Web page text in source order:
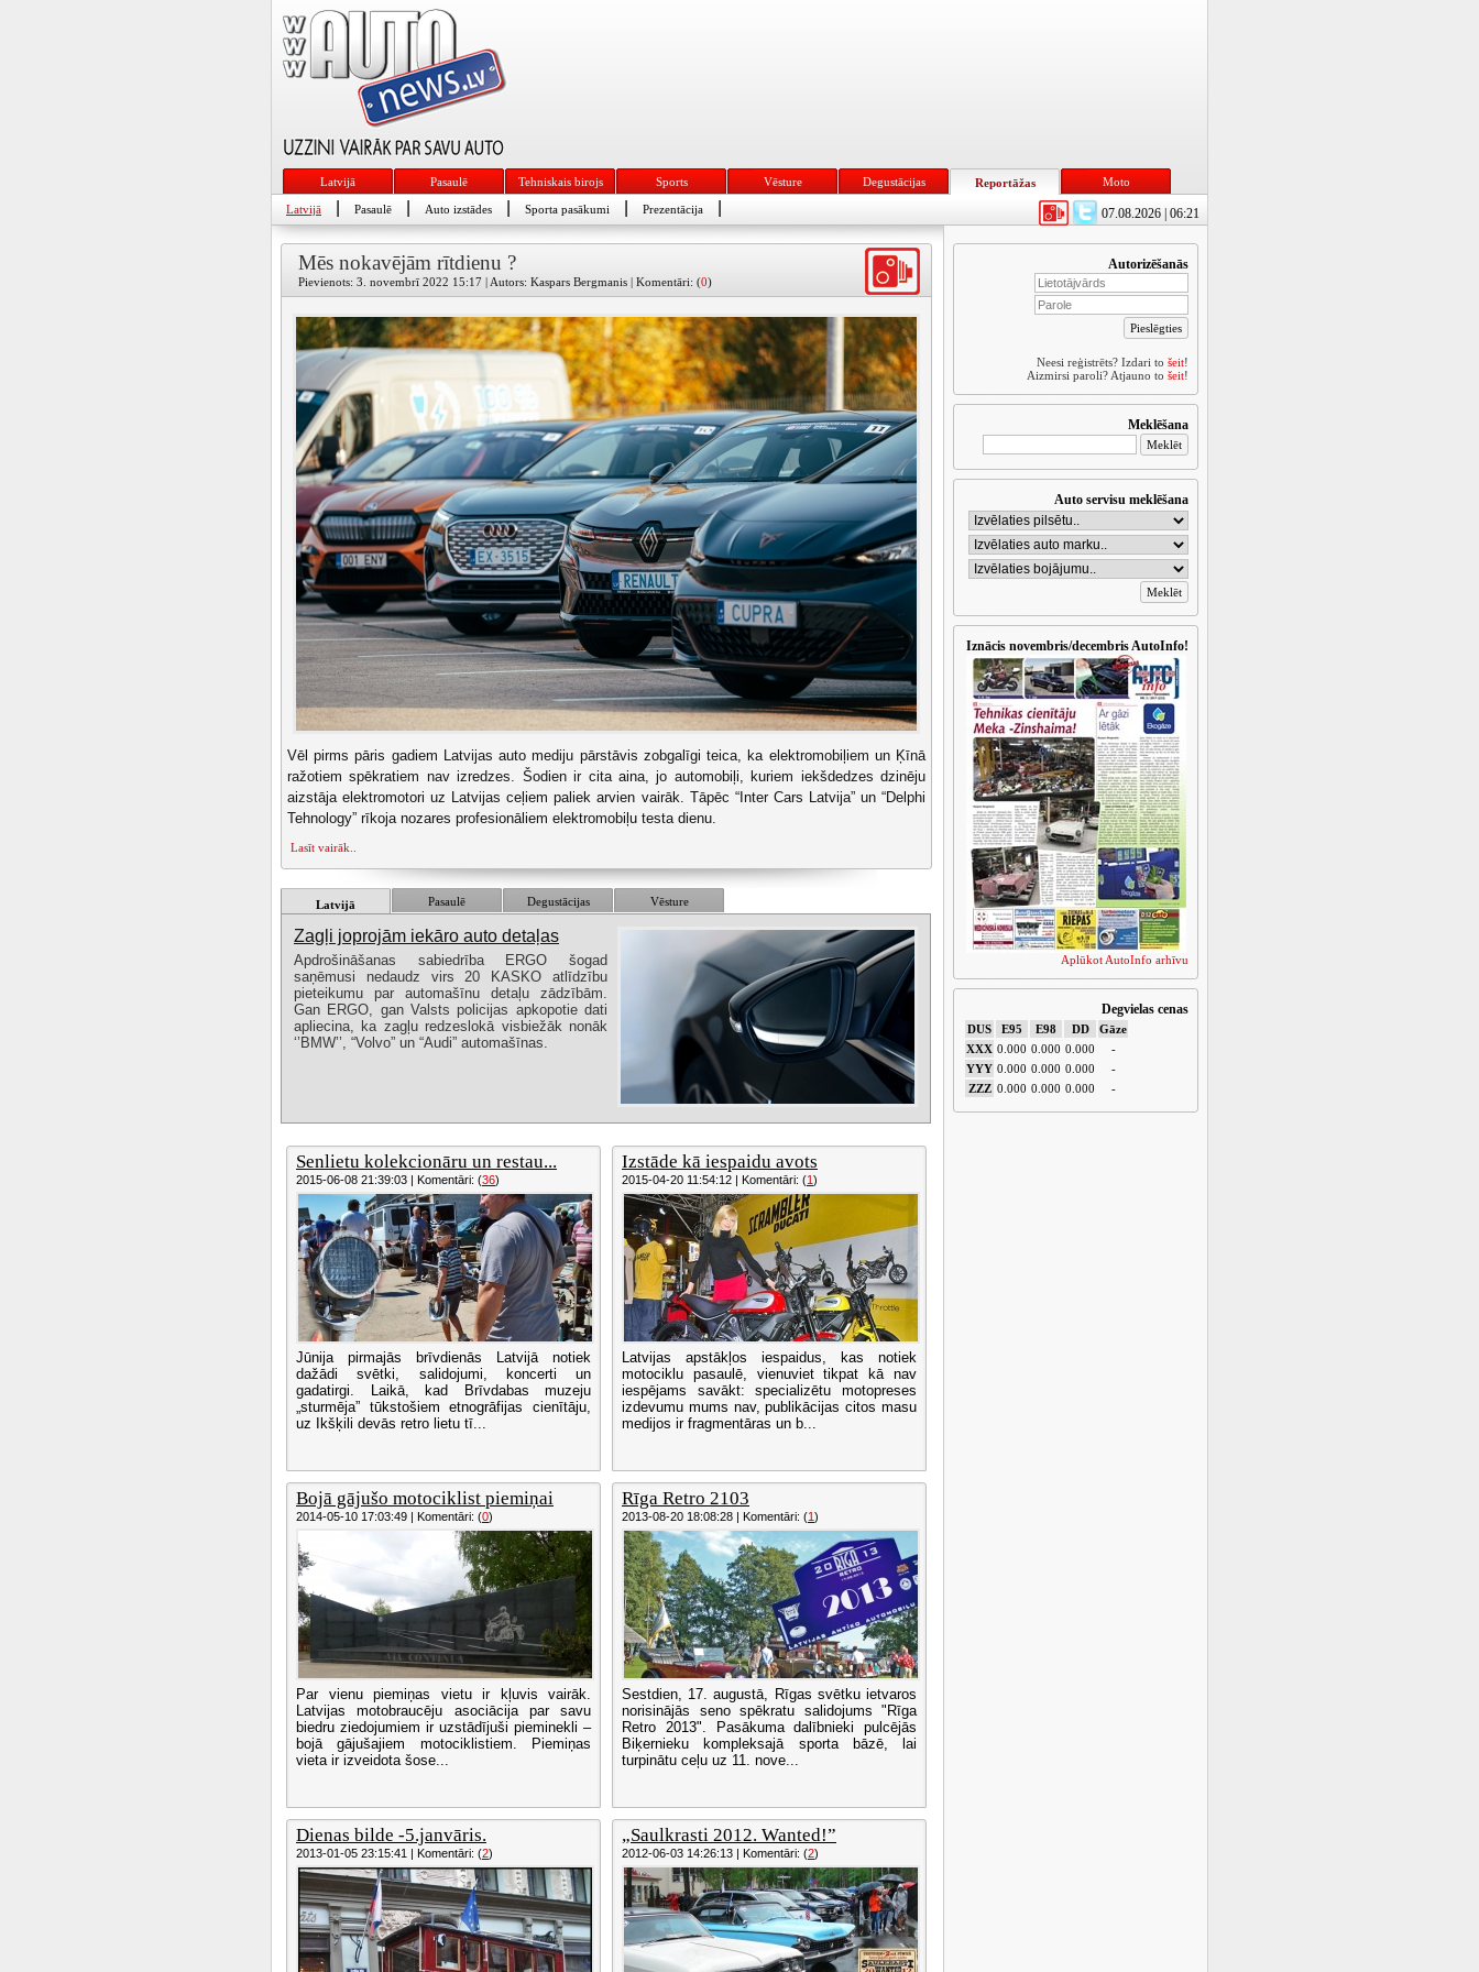
Latvijā Pasaulē Tehniskais birojs Sports Vēsture Degustācijas Reportāžas Moto
07.08.2026 | 06:21
Latvijā Pasaulē Auto izstādes Sporta pasākumi Prezentācija
Mēs nokavējām rītdienu ?
Pievienots: 3. novembrī 2022 15:17 | Autors: Kaspars Bergmanis | Komentāri: (0)
Vēl pirms pāris gadiem Latvijas auto mediju pārstāvis zobgalīgi teica, ka elektromobiļiem un Ķīnā
ražotiem spēkratiem nav izredzes. Šodien ir cita aina, jo automobiļi, kuriem iekšdedzes dzinēju
aizstāja elektromotori uz Latvijas ceļiem paliek arvien vairāk. Tāpēc “Inter Cars Latvija” un “Delphi
Tehnology” rīkoja nozares profesionāliem elektromobiļu testa dienu.
Lasīt vairāk..
Latvijā Pasaulē Degustācijas Vēsture
Zagļi joprojām iekāro auto detaļas
Apdrošināšanas sabiedrība ERGO šogad
saņēmusi nedaudz virs 20 KASKO atlīdzību
pieteikumu par automašīnu detaļu zādzībām.
Gan ERGO, gan Valsts policijas apkopotie dati
apliecina, ka zagļu redzeslokā visbiežāk nonāk
‘’BMW’’, “Volvo” un “Audi” automašīnas.
Senlietu kolekcionāru un restau...
2015-06-08 21:39:03 | Komentāri: (36)
Jūnija pirmajās brīvdienās Latvijā notiek
dažādi svētki, salidojumi, koncerti un
gadatirgi. Laikā, kad Brīvdabas muzeju
„sturmēja” tūkstošiem etnogrāfijas cienītāju,
uz Ikšķili devās retro lietu tī...
Izstāde kā iespaidu avots
2015-04-20 11:54:12 | Komentāri: (1)
Latvijas apstākļos iespaidus, kas notiek
motociklu pasaulē, vienuviet tikpat kā nav
iespējams savākt: specializētu motopreses
izdevumu mums nav, publikācijas citos masu
medijos ir fragmentāras un b...
Bojā gājušo motociklist piemiņai
2014-05-10 17:03:49 | Komentāri: (0)
Par vienu piemiņas vietu ir kļuvis vairāk.
Latvijas motobraucēju asociācija par savu
biedru ziedojumiem ir uzstādījuši pieminekli –
bojā gājušajiem motociklistiem. Piemiņas
vieta ir izveidota šose...
Rīga Retro 2103
2013-08-20 18:08:28 | Komentāri: (1)
Sestdien, 17. augustā, Rīgas svētku ietvaros
norisinājās seno spēkratu salidojums "Rīga
Retro 2013". Pasākuma dalībnieki pulcējās
Biķernieku kompleksajā sporta bāzē, lai
turpinātu ceļu uz 11. nove...
Dienas bilde -5.janvāris.
2013-01-05 23:15:41 | Komentāri: (2)
„Saulkrasti 2012. Wanted!”
2012-06-03 14:26:13 | Komentāri: (2)
Autorizēšanās
Neesi reģistrēts? Izdari to šeit!
Aizmirsi paroli? Atjauno to šeit!
Meklēšana
Auto servisu meklēšana
Iznācis novembris/decembris AutoInfo!
Aplūkot AutoInfo arhīvu
Degvielas cenas
DUS E95 E98 DD
Gāze
XXX 0.000 0.000 0.000
-
YYY 0.000 0.000 0.000
-
ZZZ 0.000 0.000 0.000 -